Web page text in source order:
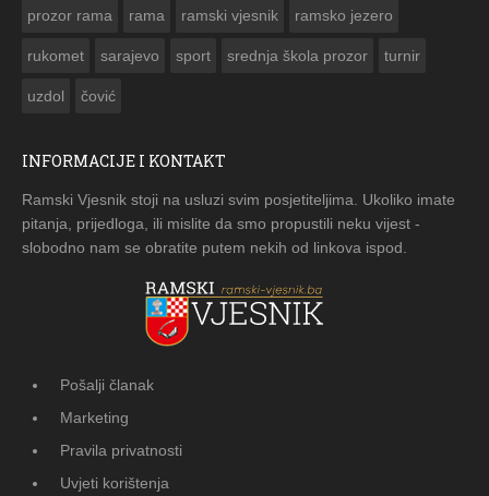
prozor rama rama ramski vjesnik ramsko jezero
rukomet sarajevo sport srednja škola prozor turnir
uzdol čović
INFORMACIJE I KONTAKT
Ramski Vjesnik stoji na usluzi svim posjetiteljima. Ukoliko imate
pitanja, prijedloga, ili mislite da smo propustili neku vijest -
slobodno nam se obratite putem nekih od linkova ispod.
Pošalji članak
Marketing
Pravila privatnosti
Uvjeti korištenja